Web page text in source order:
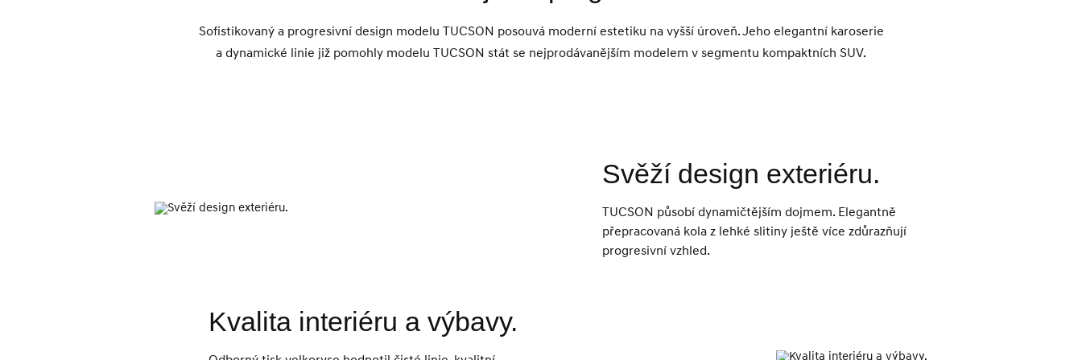
Sofistikovaný a progresivní design modelu TUCSON posouvá moderní estetiku na vyšší úroveň. Jeho elegantní karoserie
a dynamické linie již pomohly modelu TUCSON stát se nejprodávanějším modelem v segmentu kompaktních SUV.
Svěží design exteriéru.
TUCSON působí dynamičtějším dojmem. Elegantně
přepracovaná kola z lehké slitiny ještě více zdůrazňují
progresivní vzhled.
Kvalita interiéru a výbavy.